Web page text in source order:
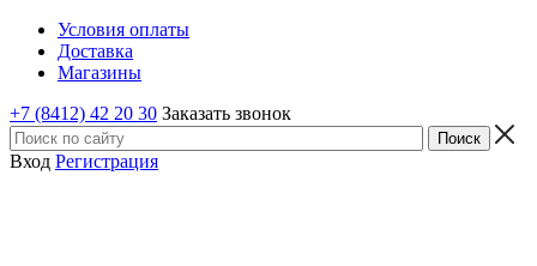
Условия оплаты
Доставка
Магазины
+7 (8412) 42 20 30 Заказать звонок
Вход Регистрация